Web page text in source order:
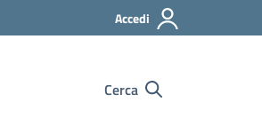
Accedi
Cerca